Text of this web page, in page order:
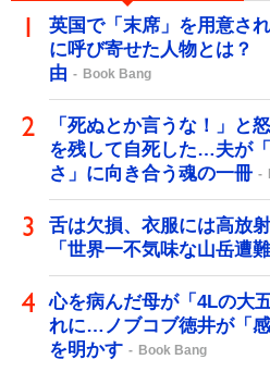
英国で「末席」を用意さ
に呼び寄せた人物とは？
由
Book Bang
「死ぬとか言うな！」と
を残して自死した…夫が
さ」に向き合う魂の一冊
舌は欠損、衣服には高放
「世界一不気味な山岳遭
心を病んだ母が「4Lの大
れに…ノブコブ徳井が「
を明かす
Book Bang